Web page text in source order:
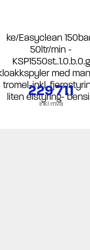
ke/Easyclean
50ltr/min -
KSP1550st..1.0.b.0.g
med
tromel-inkl.
liten elstyring-
229 711
inkl mva